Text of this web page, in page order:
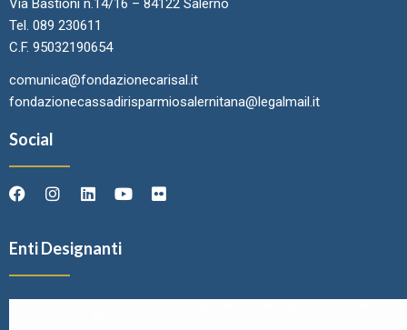
Via Bastioni n.14/16 – 84122 Salerno
Tel. 089 230611
C.F. 95032190654
comunica@fondazionecarisal.it
fondazionecassadirisparmiosalernitana@legalmail.it
Social
Enti Designanti